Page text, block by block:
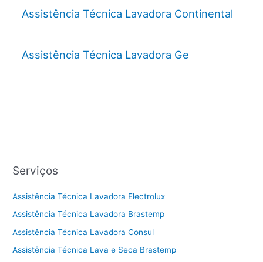
Assistência Técnica Lavadora Continental
Assistência Técnica Lavadora Ge
Serviços
Assistência Técnica Lavadora Electrolux
Assistência Técnica Lavadora Brastemp
Assistência Técnica Lavadora Consul
Assistência Técnica Lava e Seca Brastemp